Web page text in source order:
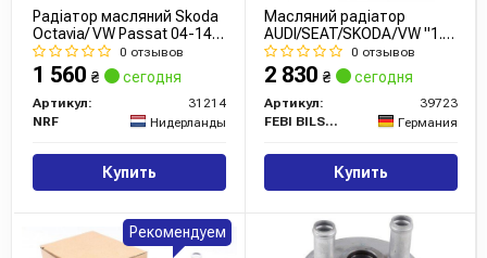
Радіатор масляний Skoda
Octavia/ VW Passat 04-14
(теплообмінник) (АКПП)
0 отзывов
1 560 ₴ сегодня
Артикул:
31214
NRF
Нидерланды
Купить
Масляний радіатор
AUDI/SEAT/SKODA/VW "1.2-
2.0 \'\'03-13 0 отзывов
2 830 ₴ сегодня
Артикул:
39723
FEBI BILSTEIN
Германия
Купить
Рекомендуем